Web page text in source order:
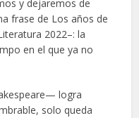
y dejaremos de
frase de Los años de
2022–: la
en el que ya no
logra
solo queda